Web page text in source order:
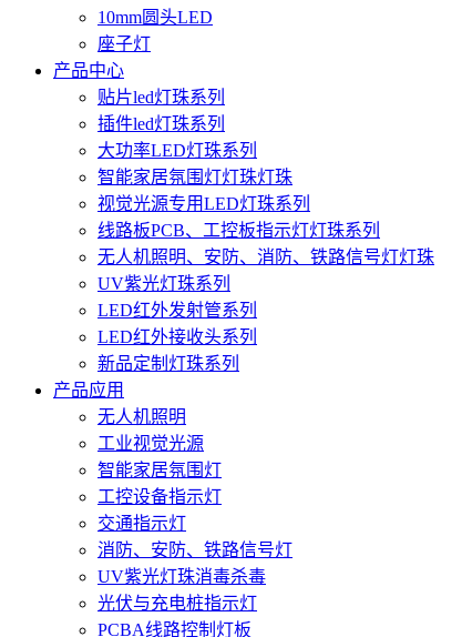
10mm圆头LED
座子灯
产品中心
贴片led灯珠系列
插件led灯珠系列
大功率LED灯珠系列
智能家居氛围灯灯珠灯珠
视觉光源专用LED灯珠系列
线路板PCB、工控板指示灯灯珠系列
无人机照明、安防、消防、铁路信号灯灯珠
UV紫光灯珠系列
LED红外发射管系列
LED红外接收头系列
新品定制灯珠系列
产品应用
无人机照明
工业视觉光源
智能家居氛围灯
工控设备指示灯
交通指示灯
消防、安防、铁路信号灯
UV紫光灯珠消毒杀毒
光伏与充电桩指示灯
PCBA线路控制灯板